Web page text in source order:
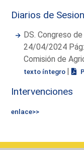
Diarios de
DS. Congreso
24/04/2024
Comisión de
texto íntegro |
Intervenciones
enlace>>